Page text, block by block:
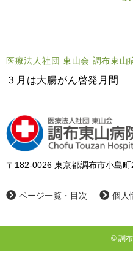
医療法人社団 東山会 調布東山
３月は大腸がん啓発月間
〒182-0026 東京都調布市小島
ページ一覧・目次 個人
© 調